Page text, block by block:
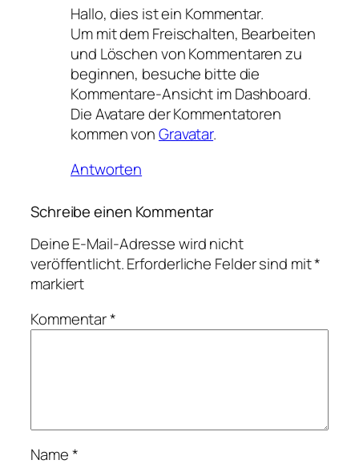
Hallo, dies ist ein Kommentar.
Um mit dem Freischalten, Bearbeiten
und Löschen von Kommentaren zu
beginnen, besuche bitte die
Kommentare-Ansicht im Dashboard.
Die Avatare der Kommentatoren
kommen vonGravatar.
Antworten
Schreibe einen Kommentar
Deine E-Mail-Adresse wird nicht
veröffentlicht.Erforderliche Felder sind mit*
markiert
Kommentar*
Name*